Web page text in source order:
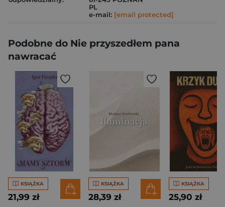
PL
e-mail: [email protected]
Podobne do Nie przyszedłem pana
nawracać
KSIĄŻKA
21,99 zł
KSIĄŻKA
28,39 zł
KSIĄŻKA
25,90 zł